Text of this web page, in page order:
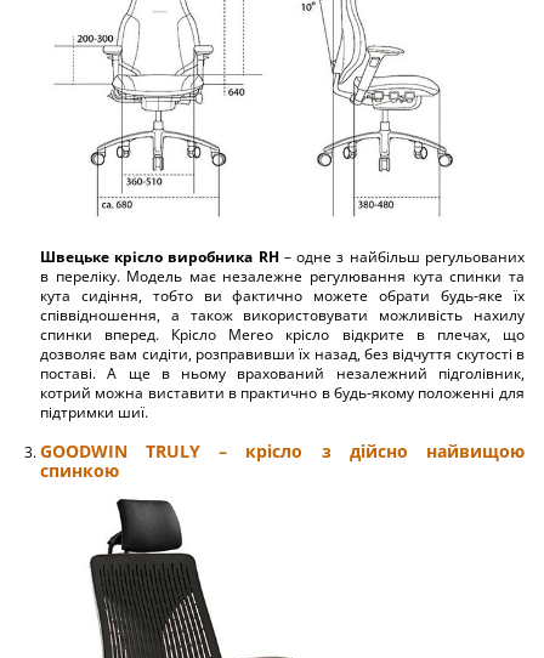
Швецьке крісло виробника RH– одне з найбільш регульованих
в переліку. Модель має незалежне регулювання кута спинки та
кута сидіння, тобто ви фактично можете обрати будь-яке їх
співвідношення, а також використовувати можливість нахилу
спинки вперед. Крісло Mereo крісло відкрите в плечах, що
дозволяє вам сидіти, розправивши їх назад, без відчуття скутості в
поставі. А ще в ньому врахований незалежний підголівник,
котрий можна виставити в практично в будь-якому положенні для
підтримки шиї.
GOODWIN TRULY – крісло з дійсно найвищою
спинкою